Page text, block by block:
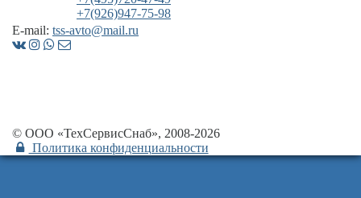
+7(926)947-75-98
E-mail: tss-avto@mail.ru
© ООО «ТехСервисСнаб», 2008-2026
Политика конфиденциальности